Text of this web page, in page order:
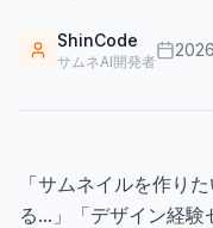
よくある質問
ブログ
ShinCode
サムネAI開発者
「サムネイルを作り
る...」「デザイン経